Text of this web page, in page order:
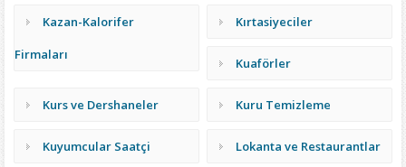
Kazan-Kalorifer
Firmaları
Kırtasiyeciler
Kuaförler
Kurs ve Dershaneler Kuru Temizleme
Kuyumcular Saatçi Lokanta ve Restaurantlar